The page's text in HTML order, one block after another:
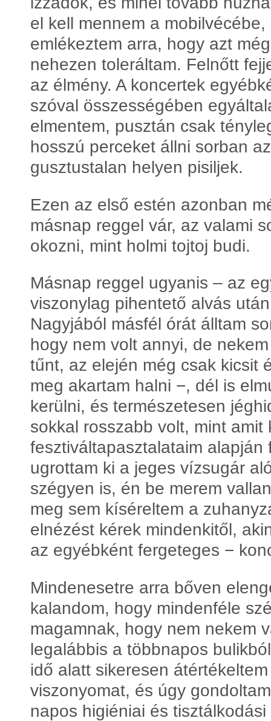
el kell mennem a
emlékeztem arra, hogy azt
nehezen toleráltam. Felnőtt
az élmény. A koncertek
szóval összességében
elmentem, pusztán csak
hosszú perceket állni sorban
gusztustalan helyen pisiljek.
Ezen az első estén azonban
másnap reggel vár, az valami
okozni, mint holmi tojtoj budi.
Másnap reggel ugyanis – az
viszonylag pihentető alvás
Nagyjából másfél órát álltam
hogy nem volt annyi, de
tűnt, az elején még csak kicsit
meg akartam halni −, dél is
kerülni, és természetesen
sokkal rosszabb volt, mint amit
fesztiváltapasztalataim
ugrottam ki a jeges vízsugár
szégyen is, én be merem
meg sem kíséreltem a
elnézést kérek mindenkitől,
az egyébként fergeteges −
Mindenesetre arra bőven
kalandom, hogy mindenféle
magamnak, hogy nem nekem
legalábbis a többnapos
idő alatt sikeresen
viszonyomat, és úgy
napos higiéniai és